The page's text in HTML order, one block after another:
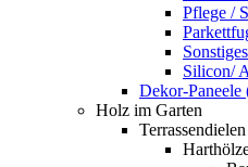
Pflege /
Silicon/
Dekor-Paneele
Holz im Garten
Terrassendielen